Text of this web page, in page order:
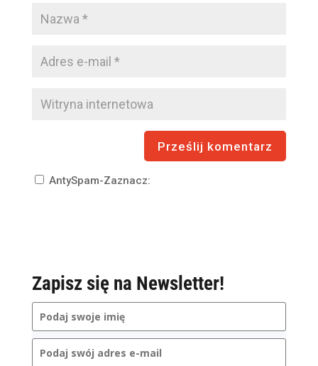
AntySpam-Zaznacz:
Zapisz się na Newsletter!